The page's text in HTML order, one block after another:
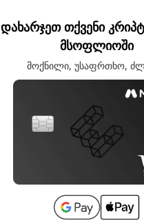
დახარჯეთ თქვენი
მსოფლიოში
მოქნილი, უსაფრთხო,